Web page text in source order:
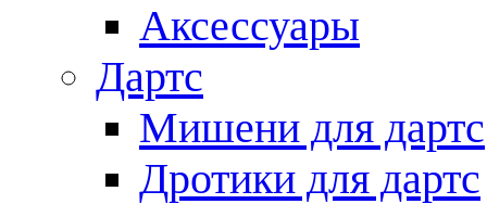
Аксессуары
Дартс
Мишени для дартс
Дротики для дартс